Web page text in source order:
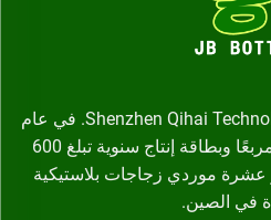
تأسست شركة Shenzhen Qihai Technology Co., Ltd. في عام
2002، بمساحة 5328 مترًا مربعًا وبطاقة إنتاج سنوية تبلغ 600
موردي زجاجات بلاستيكية
في الصين.